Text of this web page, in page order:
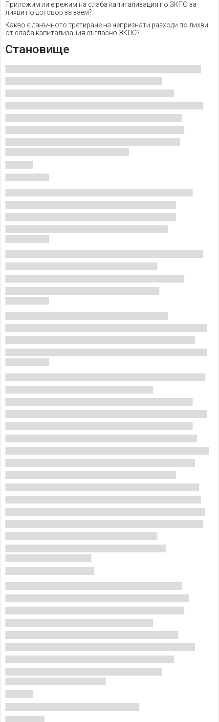
Приложим ли е режим на слаба капитализация по ЗКПО за
лихви по договор за заем?
Какво е данъчното третиране на непризнати разходи по лихви
от слаба капитализация съгласно ЗКПО?
Становище